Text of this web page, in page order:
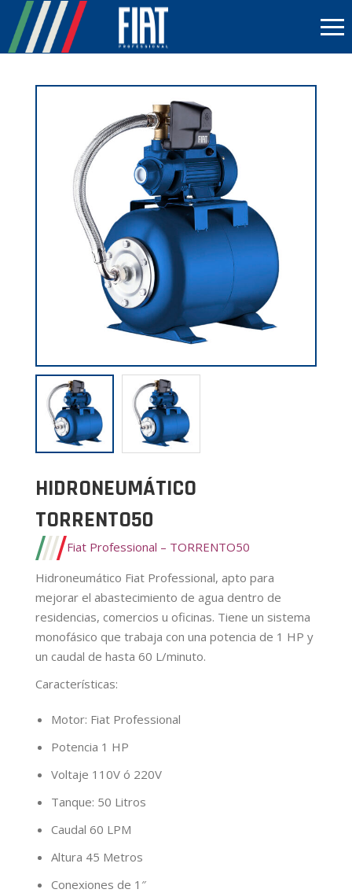
HIDRONEUMÁTICO
TORRENTO50
Fiat Professional – TORRENTO50
Hidroneumático Fiat Professional, apto para
mejorar el abastecimiento de agua dentro de
residencias, comercios u oficinas. Tiene un sistema
monofásico que trabaja con una potencia de 1 HP y
un caudal de hasta 60 L/minuto.
Características:
Motor: Fiat Professional
Potencia 1 HP
Voltaje 110V ó 220V
Tanque: 50 Litros
Caudal 60 LPM
Altura 45 Metros
Conexiones de 1″